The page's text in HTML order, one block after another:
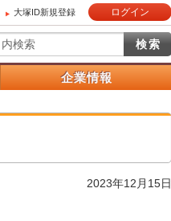
大塚ID新規登録 ログイン
企業情報
2023年12月15日